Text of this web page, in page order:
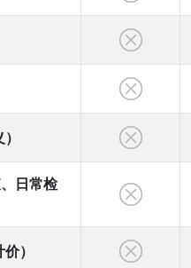
日常检
）